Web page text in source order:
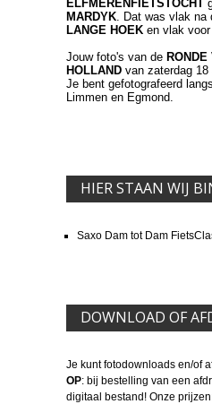
ELFMERENFIETSTOCHT
MARDYK. Dat was vlak na
LANGE HOEK en vlak voor
Jouw foto's van de RONDE
HOLLAND van zaterdag
Je bent gefotografeerd
Limmen en Egmond.
HIER STAAN WIJ
Saxo Dam tot Dam
DOWNLOAD OF
Je kunt fotodownloads en/of
OP: bij bestelling van een
digitaal bestand! Onze